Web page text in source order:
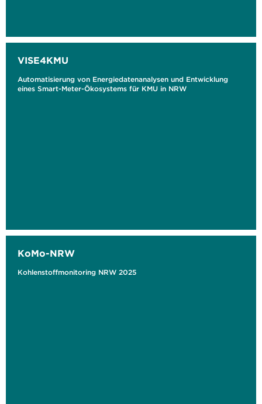
VISE4KMU
Automatisierung von Energiedatenanalysen und Entwicklung
eines Smart-Meter-Ökosystems für KMU in NRW
KoMo-NRW
Kohlenstoffmonitoring NRW 2025